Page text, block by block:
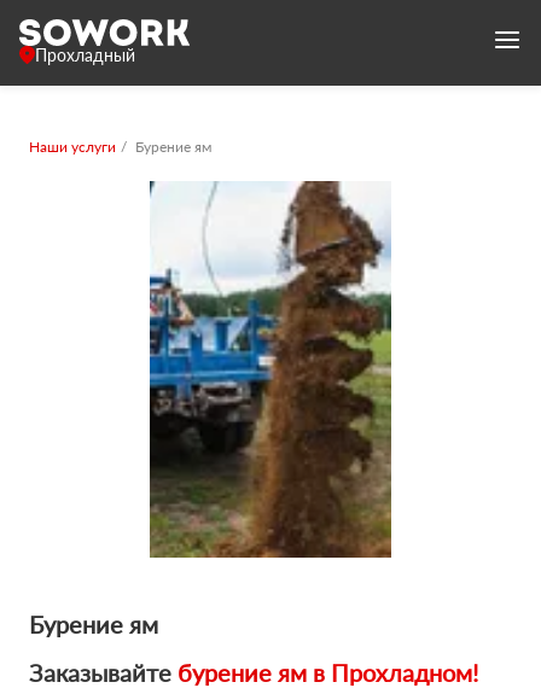
Прохладный
Наши услуги Бурение ям
Бурение ям
Заказывайте бурение ям в Прохладном!